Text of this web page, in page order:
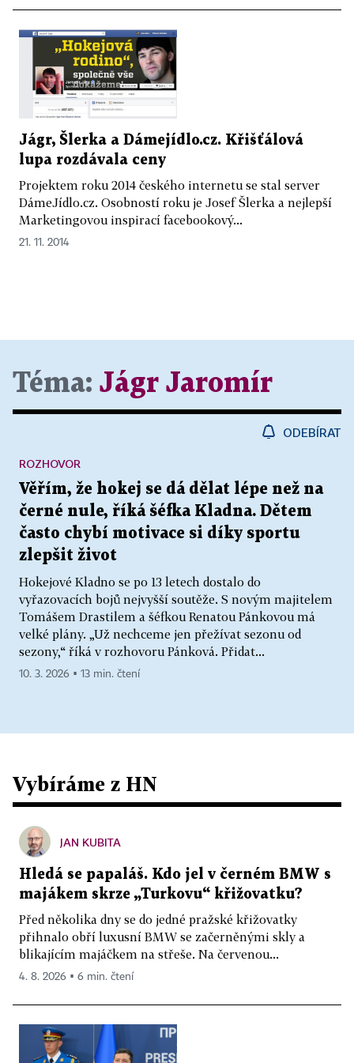
Jágr, Šlerka a Dámejídlo.cz. Křišťálová
lupa rozdávala ceny
Projektem roku 2014 českého internetu se stal server
DámeJídlo.cz. Osobností roku je Josef Šlerka a nejlepší
Marketingovou inspirací facebookový...
21. 11. 2014
Téma: Jágr Jaromír
ODEBÍRAT
Věřím, že hokej se dá dělat lépe než na
černé nule, říká šéfka Kladna. Dětem
často chybí motivace si díky sportu
zlepšit život
Hokejové Kladno se po 13 letech dostalo do
vyřazovacích bojů nejvyšší soutěže. S novým majitelem
Tomášem Drastilem a šéfkou Renatou Pánkovou má
velké plány. „Už nechceme jen přežívat sezonu od
sezony,“ říká v rozhovoru Pánková. Přidat...
ROZHOVOR
10. 3. 2026 ▪ 13 min. čtení
Vybíráme z HN
JAN KUBITA
Hledá se papaláš. Kdo jel v černém BMW s
majákem skrze „Turkovu“ křižovatku?
Před několika dny se do jedné pražské křižovatky
přihnalo obří luxusní BMW se začerněnými skly a
blikajícím majáčkem na střeše. Na červenou...
4. 8. 2026 ▪ 6 min. čtení